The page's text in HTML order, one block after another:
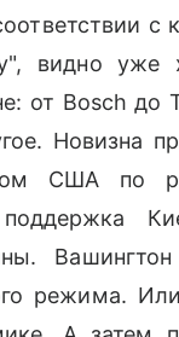
с
видно уже
от Bosch
Новизна
США по
поддержка
режима.